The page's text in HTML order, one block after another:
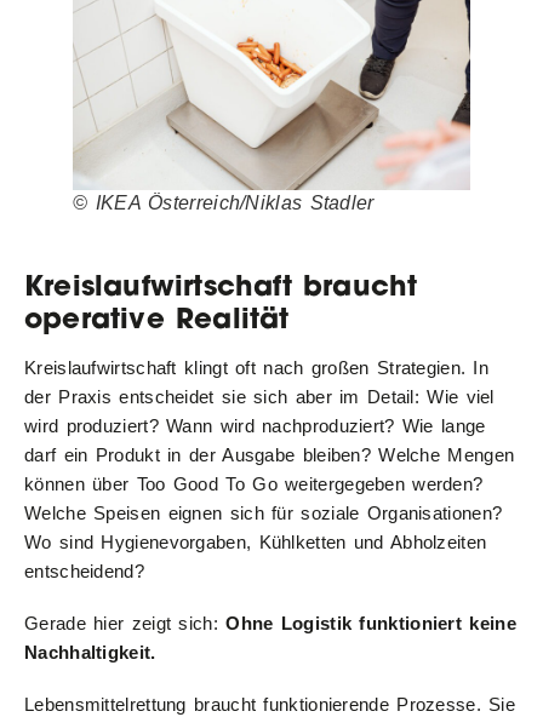
© IKEA Österreich/Niklas Stadler
Kreislaufwirtschaft braucht
operative Realität
Kreislaufwirtschaft klingt oft nach großen Strategien. In
der Praxis entscheidet sie sich aber im Detail: Wie viel
wird produziert? Wann wird nachproduziert? Wie lange
darf ein Produkt in der Ausgabe bleiben? Welche Mengen
können über Too Good To Go weitergegeben werden?
Welche Speisen eignen sich für soziale Organisationen?
Wo sind Hygienevorgaben, Kühlketten und Abholzeiten
entscheidend?
Gerade hier zeigt sich:Ohne Logistik funktioniert keine
Nachhaltigkeit.
Lebensmittelrettung braucht funktionierende Prozesse. Sie